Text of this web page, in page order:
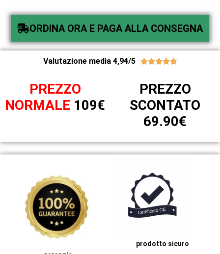
ORDINA ORA E PAGA ALLA CONSEGNA
Valutazione media 4,94/5 
PREZZO
NORMALE 109€
PREZZO
SCONTATO
69.90€
prodotto sicuro